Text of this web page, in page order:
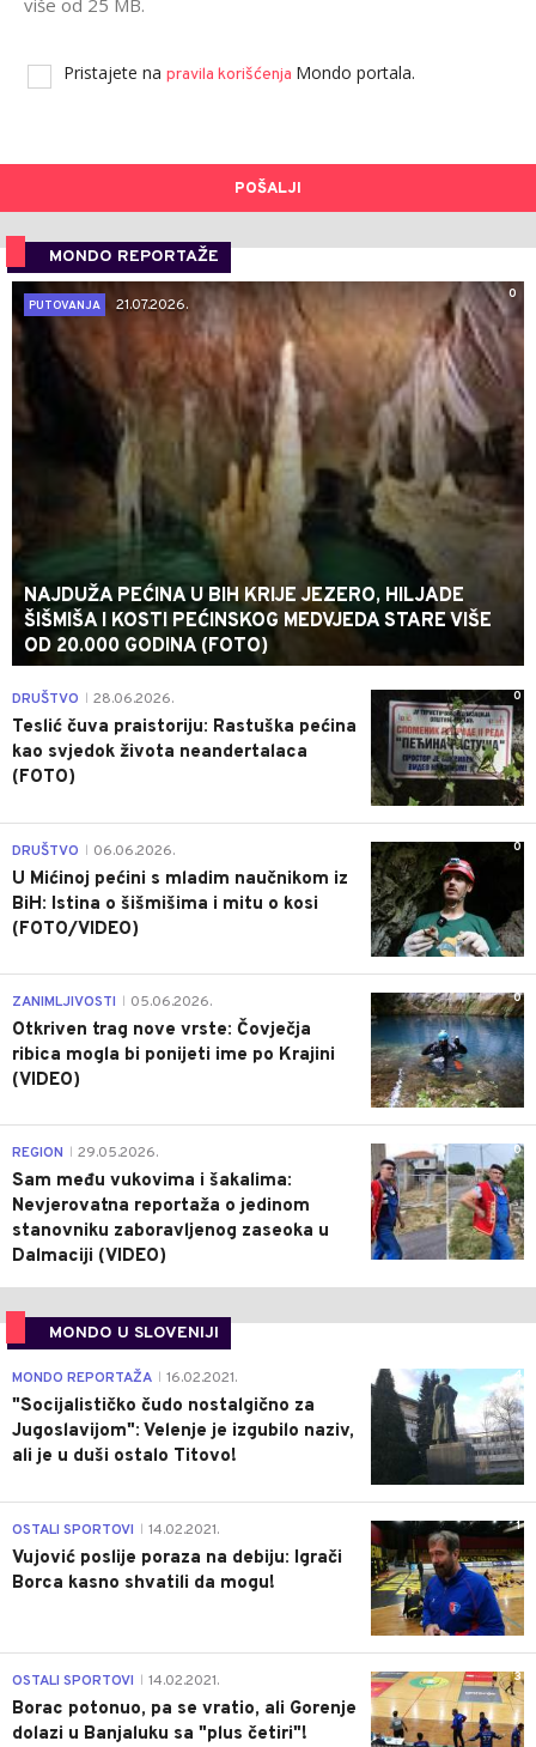
više od 25 MB.
Pristajete na pravila korišćenja Mondo portala.
POŠALJI
MONDO REPORTAŽE
0
PUTOVANJA
21.07.2026.
NAJDUŽA PEĆINA U BIH KRIJE JEZERO, HILJADE
ŠIŠMIŠA I KOSTI PEĆINSKOG MEDVJEDA STARE VIŠE
OD 20.000 GODINA (FOTO)
0
DRUŠTVO 28.06.2026.
Teslić čuva praistoriju: Rastuška pećina
kao svjedok života neandertalaca
(FOTO)
0
DRUŠTVO 06.06.2026.
U Mićinoj pećini s mladim naučnikom iz
BiH: Istina o šišmišima i mitu o kosi
(FOTO/VIDEO)
0
ZANIMLJIVOSTI 05.06.2026.
Otkriven trag nove vrste: Čovječja
ribica mogla bi ponijeti ime po Krajini
(VIDEO)
0
REGION 29.05.2026.
Sam među vukovima i šakalima:
Nevjerovatna reportaža o jedinom
stanovniku zaboravljenog zaseoka u
Dalmaciji (VIDEO)
MONDO U SLOVENIJI
4
MONDO REPORTAŽA 16.02.2021.
"Socijalističko čudo nostalgično za
Jugoslavijom": Velenje je izgubilo naziv,
ali je u duši ostalo Titovo!
1
OSTALI SPORTOVI 14.02.2021.
Vujović poslije poraza na debiju: Igrači
Borca kasno shvatili da mogu!
3
OSTALI SPORTOVI 14.02.2021.
Borac potonuo, pa se vratio, ali Gorenje
dolazi u Banjaluku sa "plus četiri"!